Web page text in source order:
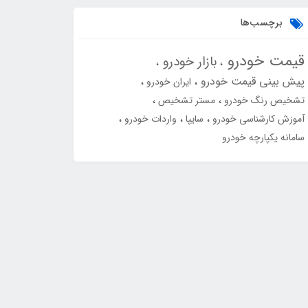
برچسب‌ها
قیمت خودرو بازار خودرو
پیش بینی قیمت خودرو ایران خودرو
تشخیص رنگ خودرو مستر تشخیص
آموزش کارشناسی خودرو سایپا واردات خودرو
سامانه یکپارچه خودرو